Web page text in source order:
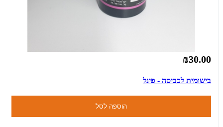
₪30.00
בישומית לכביסה - פינל
הוספה לסל